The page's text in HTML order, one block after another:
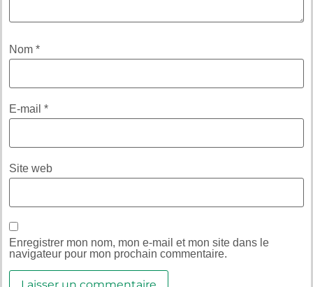
Nom *
E-mail *
Site web
Enregistrer mon nom, mon e-mail et mon site dans le
navigateur pour mon prochain commentaire.